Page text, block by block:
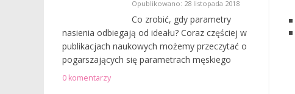
Opublikowano: 28 listopada 2018
Co zrobić, gdy parametry
nasienia odbiegają od ideału? Coraz częściej w
publikacjach naukowych możemy przeczytać o
pogarszających się parametrach męskiego
0 komentarzy